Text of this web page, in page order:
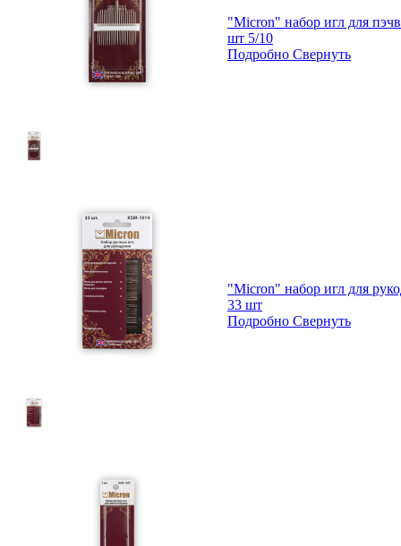
"Micron" набор игл для
шт 5/10
Подробно Свернуть
"Micron" набор игл для
33 шт
Подробно Свернуть